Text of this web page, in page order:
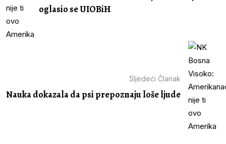
oglasio se UIOBiH
Sljedeći Članak
Nauka dokazala da psi prepoznaju loše ljude